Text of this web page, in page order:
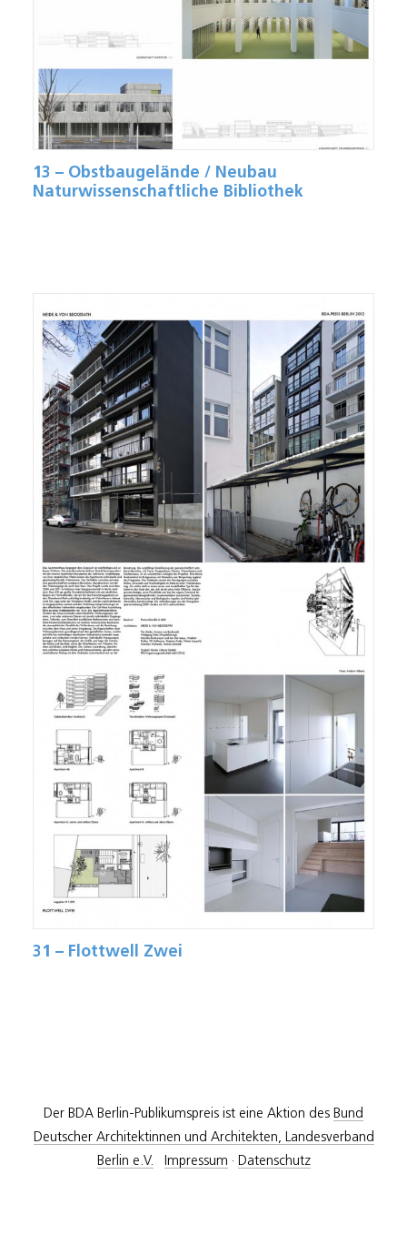
13 – Obstbaugelände / Neubau
Naturwissenschaftliche Bibliothek
31 – Flottwell Zwei
Der BDA Berlin-Publikumspreis ist eine Aktion des Bund
Deutscher Architektinnen und Architekten, Landesverband
Berlin e.V.
Impressum · Datenschutz